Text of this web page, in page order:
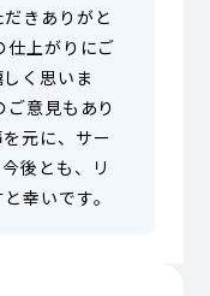
きありがと
仕上がりにご
く思いま
意見もあり
元に、サー
後とも、リ
幸いです。